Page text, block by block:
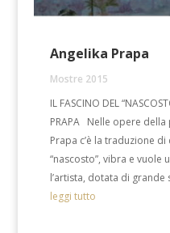
Angelika Prapa
Mostre 2015
IL FASCINO DEL
PRAPA Nelle opere
Prapa c’è la traduzione
“nascosto”, vibra e vuole
l’artista, dotata di
leggi tutto